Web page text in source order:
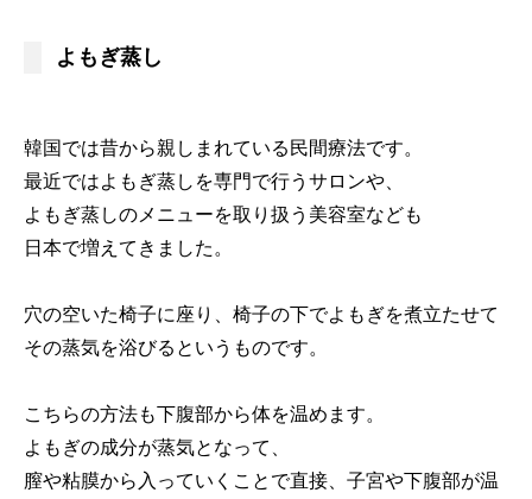
よもぎ蒸し
韓国では昔から親しまれている民間療法です。
最近ではよもぎ蒸しを専門で行うサロンや、
よもぎ蒸しのメニューを取り扱う美容室なども
日本で増えてきました。
穴の空いた椅子に座り、椅子の下でよもぎを煮立たせて
その蒸気を浴びるというものです。
こちらの方法も下腹部から体を温めます。
よもぎの成分が蒸気となって、
膣や粘膜から入っていくことで直接、子宮や下腹部が温